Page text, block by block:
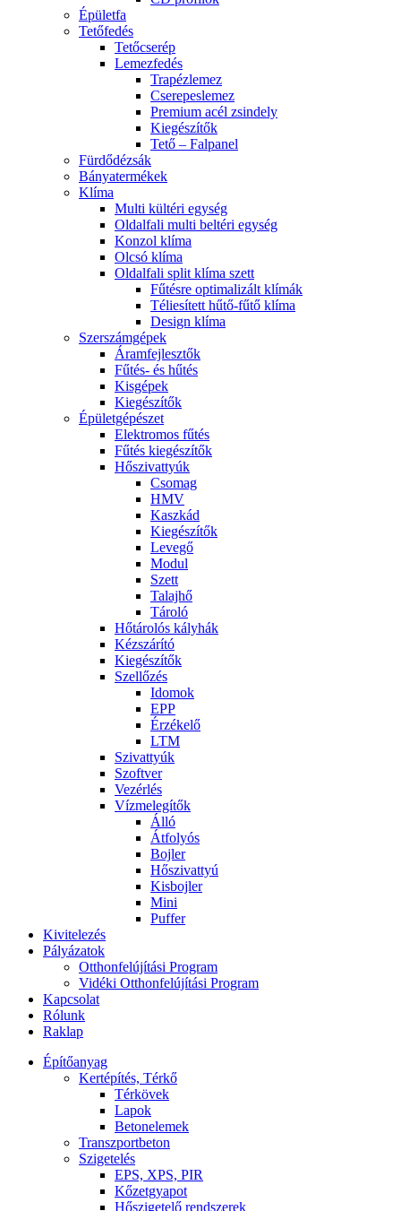
Épületfa
Tetőfedés
Tetőcserép
Lemezfedés
Trapézlemez
Cserepeslemez
Premium acél zsindely
Kiegészítők
Tető – Falpanel
Fürdődézsák
Bányatermékek
Klíma
Multi kültéri egység
Oldalfali multi beltéri egység
Konzol klíma
Olcsó klíma
Oldalfali split klíma szett
Fűtésre optimalizált klímák
Téliesített hűtő-fűtő klíma
Design klíma
Szerszámgépek
Áramfejlesztők
Fűtés- és hűtés
Kisgépek
Kiegészítők
Épületgépészet
Elektromos fűtés
Fűtés kiegészítők
Hőszivattyúk
Csomag
HMV
Kaszkád
Kiegészítők
Levegő
Modul
Szett
Talajhő
Tároló
Hőtárolós kályhák
Kézszárító
Kiegészítők
Szellőzés
Idomok
EPP
Érzékelő
LTM
Szivattyúk
Szoftver
Vezérlés
Vízmelegítők
Álló
Átfolyós
Bojler
Hőszivattyú
Kisbojler
Mini
Puffer
Kivitelezés
Pályázatok
Otthonfelújítási Program
Vidéki Otthonfelújítási Program
Kapcsolat
Rólunk
Raklap
Építőanyag
Kertépítés, Térkő
Térkövek
Lapok
Betonelemek
Transzportbeton
Szigetelés
EPS, XPS, PIR
Kőzetgyapot
Hőszigetelő rendszerek